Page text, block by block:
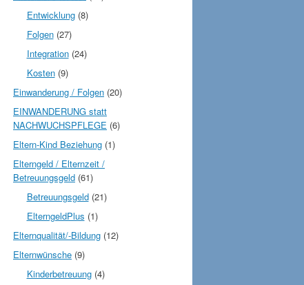
Entwicklung(8)
Folgen(27)
Integration(24)
Kosten(9)
Einwanderung / Folgen (20)
EINWANDERUNG statt
NACHWUCHSPFLEGE (6)
Eltern-Kind Beziehung (1)
Elterngeld / Elternzeit /
Betreuungsgeld (61)
Betreuungsgeld(21)
ElterngeldPlus (1)
Elternqualität/-Bildung (12)
Elternwünsche (9)
Kinderbetreuung(4)